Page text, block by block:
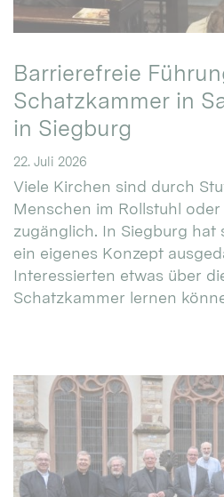
Barrierefreie
Schatzkammer in
in Siegburg
22. Juli 2026
Viele Kirchen sind durch
Menschen im Rollstuhl
zugänglich. In Siegburg hat
ein eigenes Konzept
Interessierten etwas über
Schatzkammer lernen